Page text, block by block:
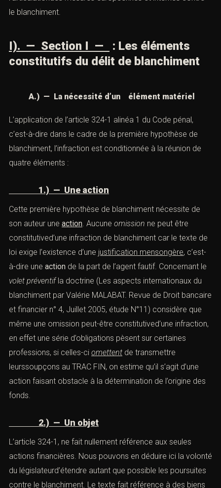
géographique dont peut faire l’objet cette infraction et à
A.) — La nécessité d’un élément matériel
L’application de l’article
blanchiment, l’infraction est conditionnée à la réunion de
1.) — Une action
Cette première hypothèse de blanchiment nécessite de
son auteur uneaction. Aucuneomission ne peut être
constitutived’une infraction de blanchiment car le texte
de loi exige l’existence d’unejustification mensongère,
c’est-à-dire une
actionde la part de l’agent fautif.
Concernant levolet préventifla doctrine (Les aspects
internationaux du blanchiment par Valérie MALABAT.
Revue de Droit bancaire et financier n° 4, Juillet 2005,
étude N°11) considère que même une omission peut-
être constitutived’une infraction, en effet une série
d’obligations pèsent sur certaines professions, si celles-
on estime qu’il s’agit d’une action faisant obstacle à la
détermination de l’origine des fonds.
L’article 324-1, ne fait nullement référence aux seules